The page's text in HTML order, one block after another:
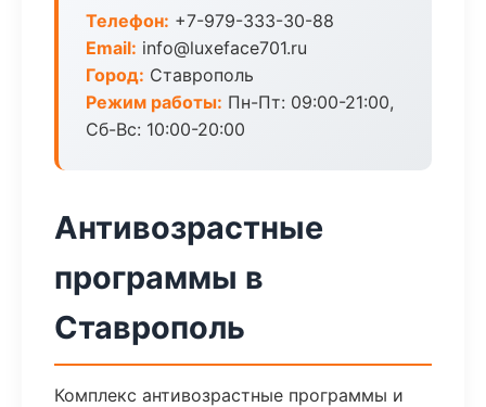
Телефон: +7-979-333-30-88
Email: info@luxeface701.ru
Город: Ставрополь
Режим работы: Пн-Пт: 09:00-21:00,
Сб-Вс: 10:00-20:00
Антивозрастные
программы в
Ставрополь
Комплекс антивозрастные программы и